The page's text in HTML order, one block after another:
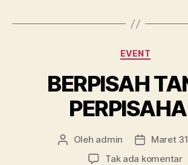
Kategori
EVENT
BERPISAH
Penulis
artikel
Oleh admin
Tanggal
artikel
Maret
Tak ada komentar